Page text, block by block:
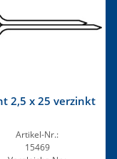
2,5 x 25 verzinkt
Artikel-Nr.:
15469